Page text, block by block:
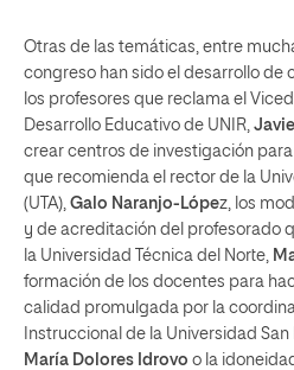
Otras de las temáticas, entre
congreso han sido el desarrollo de
los profesores que reclama el
Desarrollo Educativo de UNIR,
crear centros de investigación
que recomienda el rector de la
(UTA), Galo Naranjo-López, los
y de acreditación del profesorado
la Universidad Técnica del Norte,
formación de los docentes para
calidad promulgada por la
Instruccional de la Universidad San
María Dolores Idrovo o la